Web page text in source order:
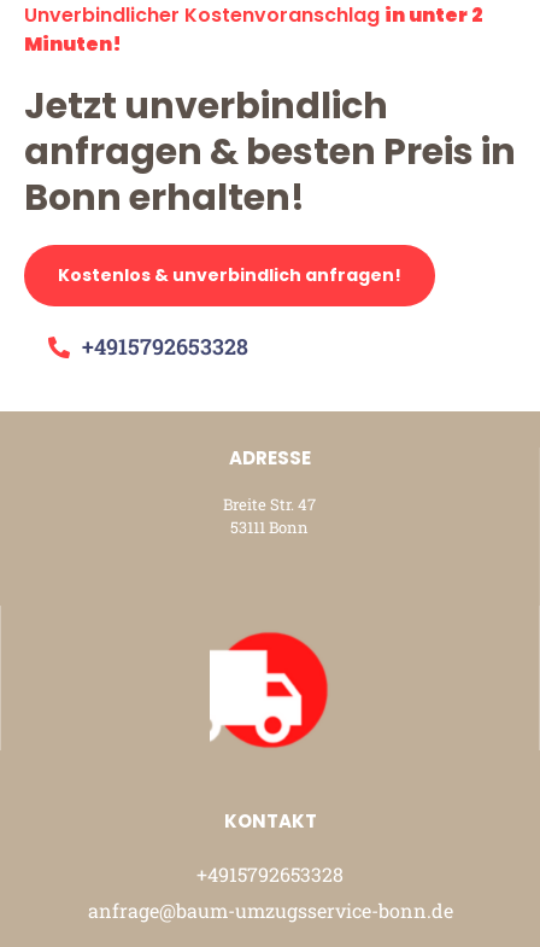
Unverbindlicher Kostenvoranschlag in unter 2
Minuten!
Jetzt unverbindlich
anfragen & besten Preis in
Bonn erhalten!
Kostenlos & unverbindlich anfragen!
+4915792653328
ADRESSE
Breite Str. 47
53111 Bonn
KONTAKT
+4915792653328
anfrage@baum-umzugsservice-bonn.de